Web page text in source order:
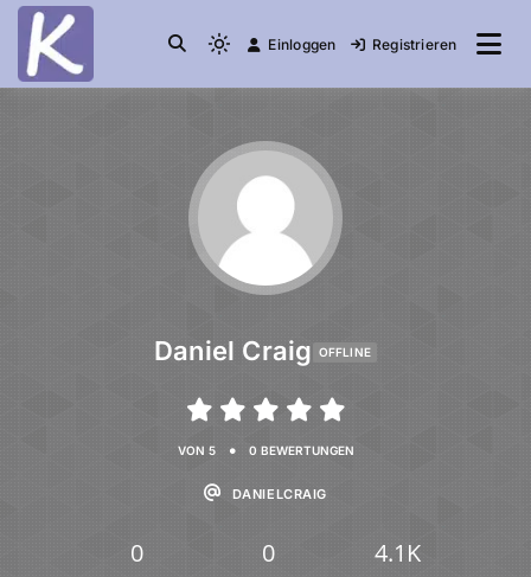
die Community Einloggen Registrieren
Daniel Craig OFFLINE
VON 5 • 0 BEWERTUNGEN
DANIELCRAIG
0 0 4.1K